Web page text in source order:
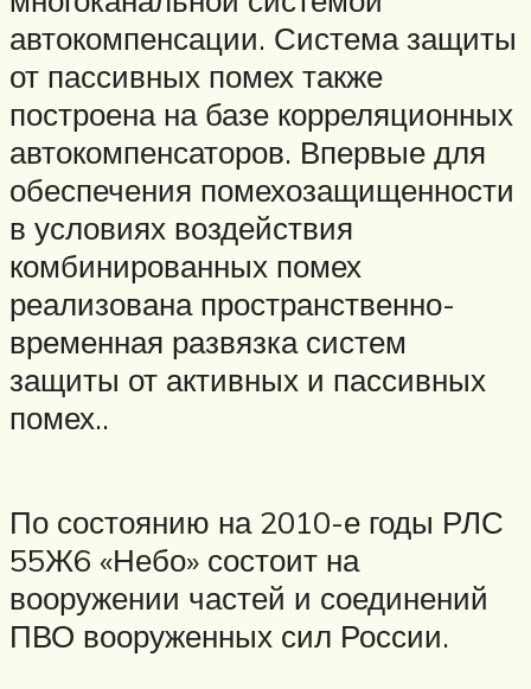
автокомпенсации. Система защиты
от пассивных помех также
построена на базе корреляционных
автокомпенсаторов. Впервые для
обеспечения помехозащищенности
в условиях воздействия
комбинированных помех
реализована пространственно-
временная развязка систем
защиты от активных и пассивных
помех..
По состоянию на 2010-е годы РЛС
55Ж6 «Небо» состоит на
вооружении частей и соединений
ПВО вооруженных сил России.